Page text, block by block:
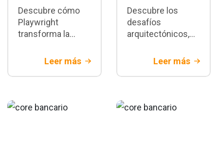
Descubre cómo
Playwright
transforma la
pruebas E2E:
paralelización,
buenas prácticas y
Leer más
Descubre los
desafíos
arquitectónicos,
integración del
Colombia. Aprende
tecnología para
Leer más